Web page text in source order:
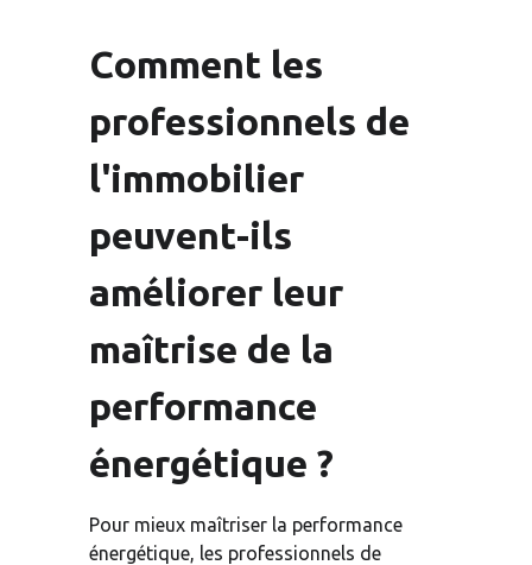
Comment les
professionnels de
l'immobilier
peuvent-ils
améliorer leur
maîtrise de la
performance
énergétique ?
Pour mieux maîtriser la performance
énergétique, les professionnels de